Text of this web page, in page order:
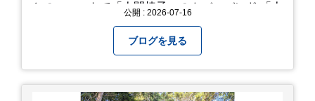
とのユニットで「人間椅子」のカバーバンド 「人
画にしており、娘のファンからもアップしてくれ
ッ！」とされているので ここだけの公開としま
す。 非常に暑苦しいのでご観覧される方は、ご注
公開 : 2026-07-16
ブログを見る